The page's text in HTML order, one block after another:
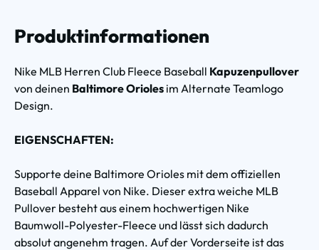
Produktinformationen
Nike MLB Herren Club Fleece Baseball Kapuzenpullover
von deinen Baltimore Orioles im Alternate Teamlogo
Design.
EIGENSCHAFTEN:
Supporte deine Baltimore Orioles mit dem offiziellen
Baseball Apparel von Nike. Dieser extra weiche MLB
Pullover besteht aus einem hochwertigen Nike
Baumwoll-Polyester-Fleece und lässt sich dadurch
absolut angenehm tragen. Auf der Vorderseite ist das